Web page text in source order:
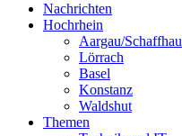
Nachrichten
Hochrhein
Aargau/
Lörrach
Basel
Konstanz
Waldshut
Themen